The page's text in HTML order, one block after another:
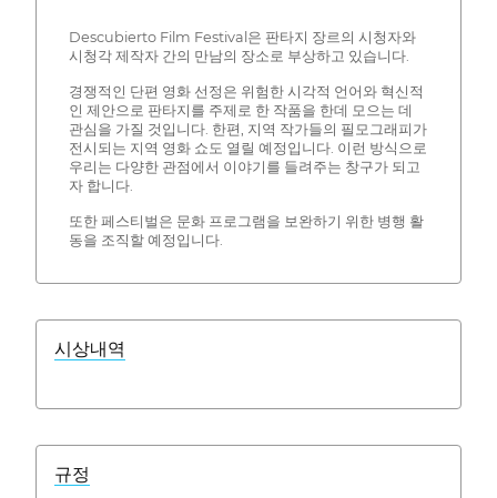
Descubierto Film Festival은 판타지 장르의 시청자와
시청각 제작자 간의 만남의 장소로 부상하고 있습니다.
경쟁적인 단편 영화 선정은 위험한 시각적 언어와 혁신적
인 제안으로 판타지를 주제로 한 작품을 한데 모으는 데
관심을 가질 것입니다. 한편, 지역 작가들의 필모그래피가
전시되는 지역 영화 쇼도 열릴 예정입니다. 이런 방식으로
우리는 다양한 관점에서 이야기를 들려주는 창구가 되고
자 합니다.
또한 페스티벌은 문화 프로그램을 보완하기 위한 병행 활
동을 조직할 예정입니다.
시상내역
규정